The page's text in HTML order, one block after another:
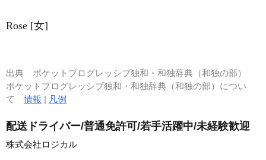
Rose [女]
出典 ポケットプログレッシブ独和・和独辞典（和独の部）
ポケットプログレッシブ独和・和独辞典（和独の部）につい
て情報 | 凡例
配送ドライバー/普通免許可/若手活躍中/未経験歓迎
株式会社ロジカル